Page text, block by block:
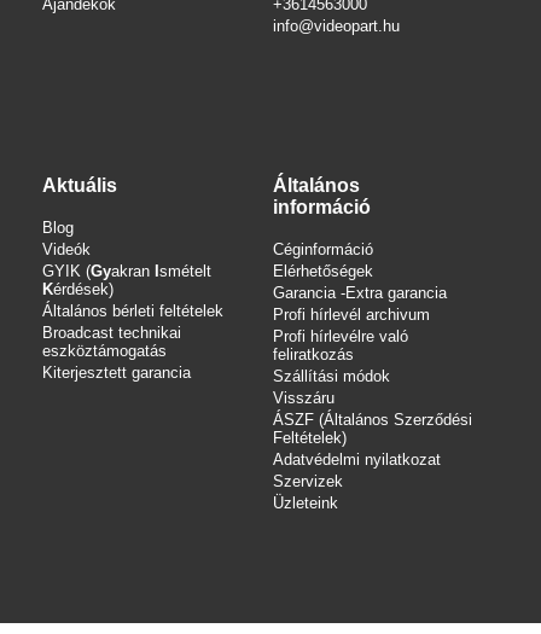
Ajándékok
+3614563000
info@videopart.hu
Aktuális
Blog
Videók
GYIK (Gyakran smételt
Kérdések)
Általános bérleti feltételek
Broadcast technikai
eszköztámogatás
Kiterjesztett garancia
Általános
információ
Céginformáció
Elérhetőségek
Garancia -Extra garancia
Profi hírlevél archivum
Profi hírlevélre való
feliratkozás
Szállítási módok
Visszáru
ÁSZF (Általános Szerződési
Feltételek)
Adatvédelmi nyilatkozat
Szervizek
Üzleteink